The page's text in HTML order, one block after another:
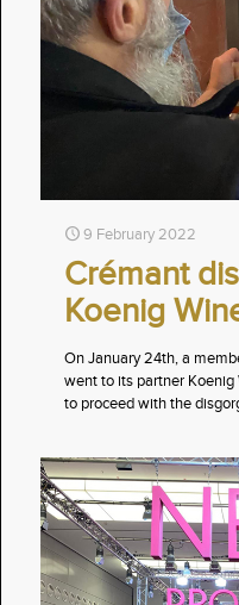
9 February 2022
Crémant
Koenig
On January 24th, a
went to its partner Koenig
to proceed with the